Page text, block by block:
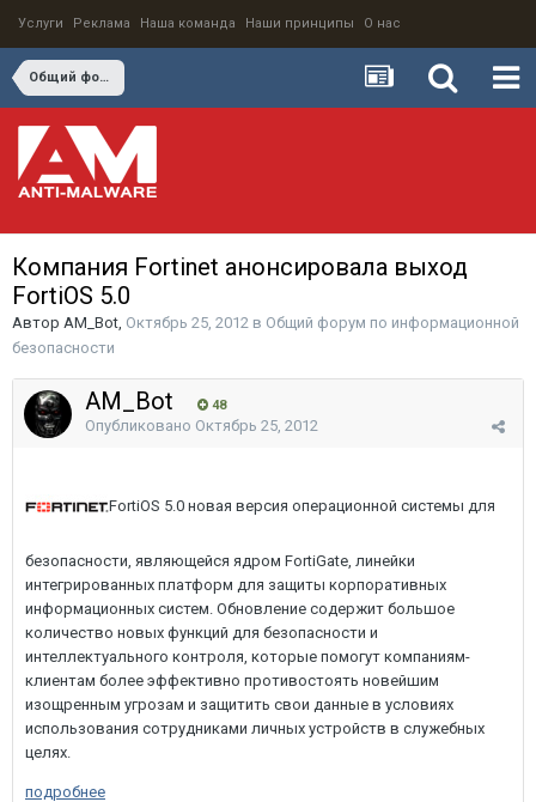
Услуги Реклама Наша команда Наши принципы О нас
Общий форум по информационной безопасности
Компания Fortinet анонсировала выход
FortiOS 5.0
Автор AM_Bot, Октябрь 25, 2012 в Общий форум по информационной
безопасности
AM_Bot 48
Опубликовано Октябрь 25, 2012
FortiOS 5.0 новая версия операционной системы для
безопасности, являющейся ядром FortiGate, линейки
интегрированных платформ для защиты корпоративных
информационных систем. Обновление содержит большое
количество новых функций для безопасности и
интеллектуального контроля, которые помогут компаниям-
клиентам более эффективно противостоять новейшим
изощренным угрозам и защитить свои данные в условиях
использования сотрудниками личных устройств в служебных
целях.
подробнее